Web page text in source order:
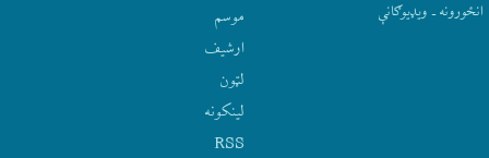
انځورونه ـ ویډیوګانې
موسم
ارشيف
لټون
لينکونه
RSS